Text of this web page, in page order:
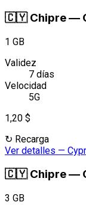
🇨🇾 Chipre—
1 GB
Validez
7 días
Velocidad
5G
1,20 $
↻ Recarga
Ver detalles —
🇨🇾 Chipre—
3 GB